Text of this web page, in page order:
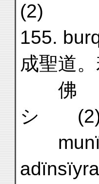
(2)
155.
成聖道
佛 道
シ (2)
munï